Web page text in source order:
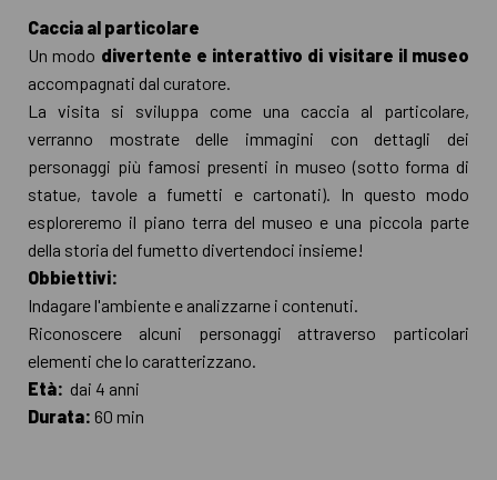
Caccia al particolare
Un modo divertente e interattivo di visitare il museo
accompagnati dal curatore.
La visita si sviluppa come una caccia al particolare,
verranno mostrate delle immagini con dettagli dei
personaggi più famosi presenti in museo (sotto forma di
statue, tavole a fumetti e cartonati). In questo modo
esploreremo il piano terra del museo e una piccola parte
della storia del fumetto divertendoci insieme!
Obbiettivi:
Indagare l'ambiente e analizzarne i contenuti.
Riconoscere alcuni personaggi attraverso particolari
elementi che lo caratterizzano.
Età: dai 4 anni
Durata: 60 min